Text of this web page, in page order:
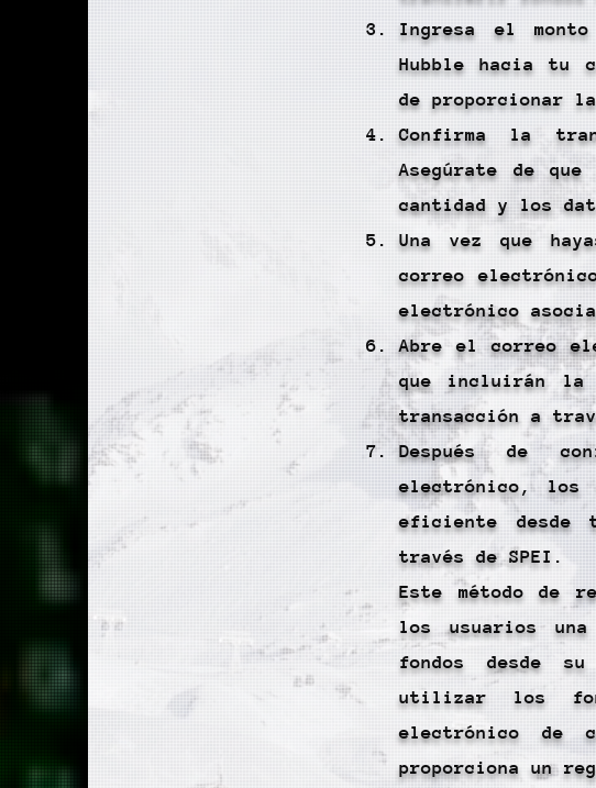
Ingresa el
Hubble hacia tu
de proporcionar
Confirma la
Asegúrate de
cantidad y los
Una vez que
correo
electrónico
Abre el correo
que incluirán la
transacción a
Después de
electrónico, los
eficiente desde
través de SPEI.
Este método de
los usuarios
fondos desde
utilizar los
electrónico de
proporciona un